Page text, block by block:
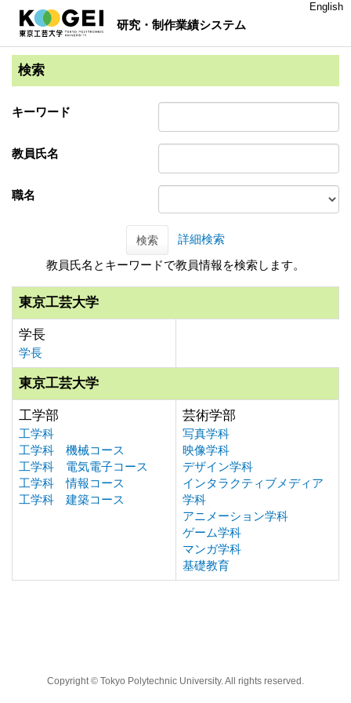
研究・制作業績システム
English
検索
キーワード
教員氏名
職名
検索
詳細検索
教員氏名とキーワードで教員情報を検索します。
東京工芸大学
学長
学長
東京工芸大学
工学部
工学科
工学科 機械コース
工学科 電気電子コース
工学科 情報コース
工学科 建築コース
芸術学部
写真学科
映像学科
デザイン学科
インタラクティブメディア
学科
アニメーション学科
ゲーム学科
マンガ学科
基礎教育
Copyright © Tokyo Polytechnic University. All rights reserved.